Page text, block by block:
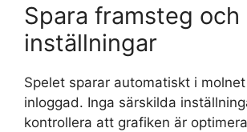
Spara framsteg och
inställningar
Spelet sparar automatiskt i
inloggad. Inga särskilda
kontrollera att grafiken är